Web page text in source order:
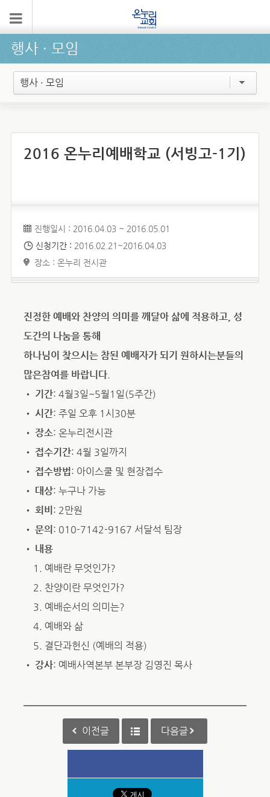
행사 ∙ 모임
행사 · 모임
2016 온누리예배학교 (서빙고-1기)
진행일시 : 2016.04.03 ~ 2016.05.01
신청기간 : 2016.02.21~2016.04.03
장소 : 온누리 전시관
진정한 예배와 찬양의 의미를 깨달아 삶에 적용하고, 성
도간의 나눔을 통해
하나님이 찾으시는 참된 예배자가 되기 원하시는분들의
많은참여를 바랍니다.
• 기간: 4월3일~5월1일(5주간)
• 시간: 주일 오후 1시30분
• 장소: 온누리전시관
• 접수기간: 4월 3일까지
• 접수방법: 아이스쿨 및 현장접수
• 대상: 누구나 가능
• 회비 : 2만원
• 문의 : 010-7142-9167 서달석 팀장
• 내용
1. 예배란 무엇인가?
2. 찬양이란 무엇인가?
3. 예배순서의 의미는?
4. 예배와 삶
5. 결단과헌신 (예배의 적용)
• 강사: 예배사역본부 본부장 김영진 목사
이전글 다음글